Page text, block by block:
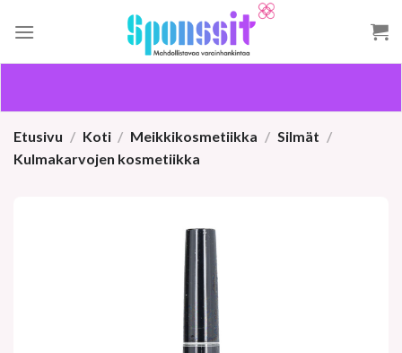
Etusivu / Koti / Meikkikosmetiikka / Silmät /
Kulmakarvojen kosmetiikka